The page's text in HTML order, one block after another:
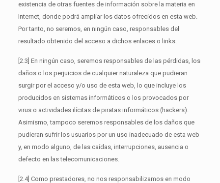
existencia de otras fuentes de información sobre la materia en
Internet, donde podrá ampliar los datos ofrecidos en esta web.
Por tanto, no seremos, en ningún caso, responsables del
resultado obtenido del acceso a dichos enlaces o links.
[2.3] En ningún caso, seremos responsables de las pérdidas, los
daños o los perjuicios de cualquier naturaleza que pudieran
surgir por el acceso y/o uso de esta web, lo que incluye los
producidos en sistemas informáticos o los provocados por
virus o actividades ilícitas de piratas informáticos (hackers).
Asimismo, tampoco seremos responsables de los daños que
pudieran sufrir los usuarios por un uso inadecuado de esta web
y, en modo alguno, de las caídas, interrupciones, ausencia o
defecto en las telecomunicaciones.
[2.4] Como prestadores, no nos responsabilizamos en modo